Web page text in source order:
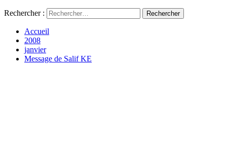
Rechercher :
Accueil
2008
janvier
Message de Salif KE